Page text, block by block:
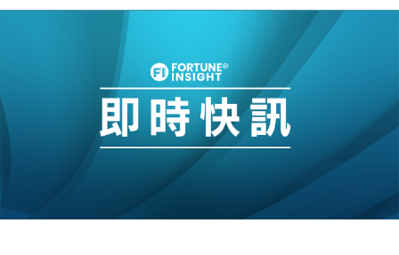
地產｜大酒店中期轉賺2300萬元 斥21億翻新香港及
國際｜特朗普赴洛杉磯高球場活動前 男子攜槍彈被捕
財經｜香港7月PMI回落至51 企業擴張放慢兼縮減人
11:40
財經｜黑石傳再籌逾360億美元 支援Anthropic租用
財經｜美商務部擬擴大金屬關稅範圍 14類產品或加徵